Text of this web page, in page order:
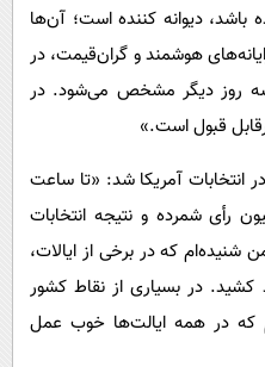
دیوانه کننده است؛ آن‌ها
هوشمند و گران‌قیمت، در
نتایج آراء ۲ الی سه روز دیگر مشخص می‌شود. در
قبول است.»
انتخابات آمریکا شد: «تا ساعت
از ظهر باید حدود ۳۴ میلیون رأی شمرده و نتیجه انتخابات
که در برخی از ایالات،
کشید. در بسیاری از نقاط کشور
که در همه ایالت‌ها خوب عمل